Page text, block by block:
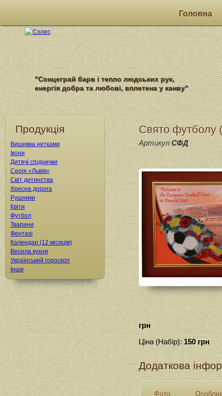
Головна
"Сонцеграй барв і тепло людських рук,
енергія добра та любові, вплетена у канву"
Свято футболу
АртикулСФД
грн
Ціна (Набір):150 грн
Додаткова
Фото
Продукція
Вишивка нитками
Ікони
Дитячі спіднички
Серія «Львів»
Світ дитинства
Хресна дорога
Рушники
Квіти
Футбол
Тварини
Фентазі
Календар (12 місяців)
Весела кухня
Український гороскоп
Інше